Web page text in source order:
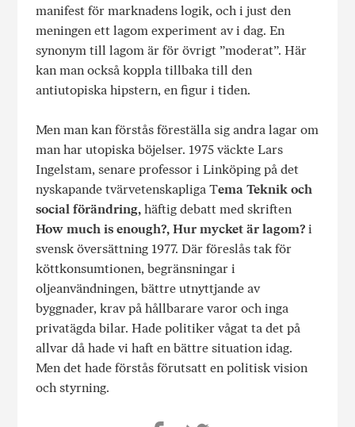
manifest för marknadens logik, och i just den
meningen ett lagom experiment av i dag. En
synonym till lagom är för övrigt ”moderat”. Här
kan man också koppla tillbaka till den
antiutopiska hipstern, en figur i tiden.
Men man kan förstås föreställa sig andra lagar om
man har utopiska böjelser. 1975 väckte Lars
Ingelstam, senare professor i Linköping på det
nyskapande tvärvetenskapliga Tema Teknik och
social förändring,häftig debatt med skriften
How much is enough?, Hur mycket är lagom?i
svensk översättning 1977. Där föreslås tak för
köttkonsumtionen, begränsningar i
oljeanvändningen, bättre utnyttjande av
byggnader, krav på hållbarare varor och inga
privatägda bilar. Hade politiker vågat ta det på
allvar då hade vi haft en bättre situation idag.
Men det hade förstås förutsatt en politisk vision
och styrning.